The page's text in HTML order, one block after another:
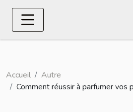
Accueil
Autre
Comment réussir à parfumer vos